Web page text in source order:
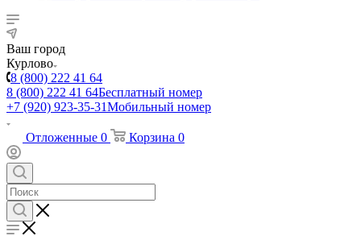
Ваш город
Курлово
8 (800) 222 41 64
8 (800) 222 41 64Бесплатный номер
+7 (920) 923-35-31Мобильный номер
Отложенные 0 Корзина 0